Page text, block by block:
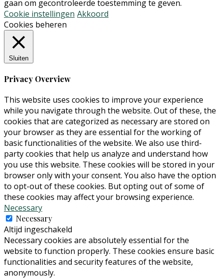
gaan om gecontroleerde toestemming te geven.
Cookie instellingen Akkoord
Cookies beheren
Sluiten
Privacy Overview
This website uses cookies to improve your experience
while you navigate through the website. Out of these, the
cookies that are categorized as necessary are stored on
your browser as they are essential for the working of
basic functionalities of the website. We also use third-
party cookies that help us analyze and understand how
you use this website. These cookies will be stored in your
browser only with your consent. You also have the option
to opt-out of these cookies. But opting out of some of
these cookies may affect your browsing experience.
Necessary
Necessary
Altijd ingeschakeld
Necessary cookies are absolutely essential for the
website to function properly. These cookies ensure basic
functionalities and security features of the website,
anonymously.